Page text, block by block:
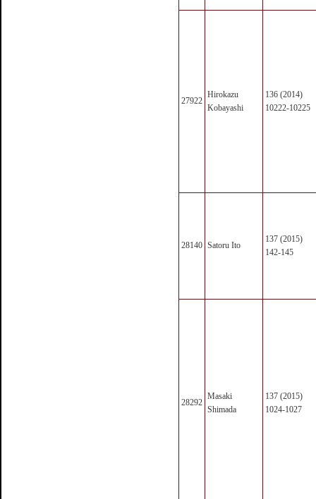
27922
Hirokazu
Kobayashi
136 (2014)
10222-10225
28140 Satoru Ito
137 (2015)
142-145
28292
Masaki
Shimada
137 (2015)
1024-1027